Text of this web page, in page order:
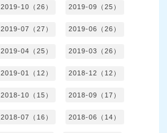
2019-10（26） 2019-09（25）
2019-07（27） 2019-06（26）
2019-04（25） 2019-03（26）
2019-01（12） 2018-12（12）
2018-10（15） 2018-09（17）
2018-07（16） 2018-06（14）